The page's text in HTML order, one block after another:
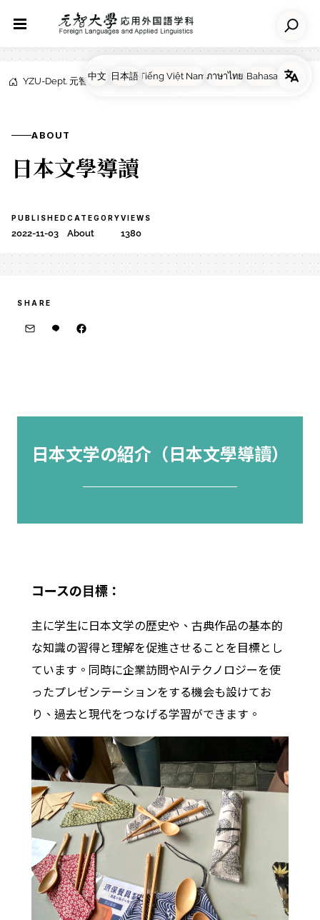
YZU-Dept. 元智大学応用外国語学科 NEWS About
ABOUT
日本文學導讀
PUBLISHED
2022-11-03
CATEGORY
About
VIEWS
1380
SHARE
日本文学の紹介（日本文學導讀）
─────────
コースの⽬標：
主に学生に日本文学の歴史や、古典作品の基本的
な知識の習得と理解を促進させることを目標とし
ています。同時に企業訪問やAIテクノロジーを使
ったプレゼンテーションをする機会も設けてお
り、過去と現代をつなげる学習ができます。